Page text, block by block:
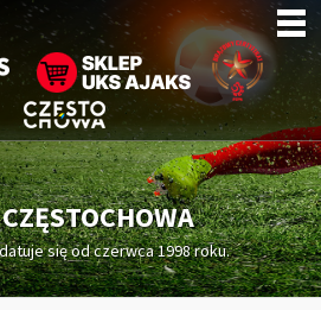
się od czerwca 1998 roku.